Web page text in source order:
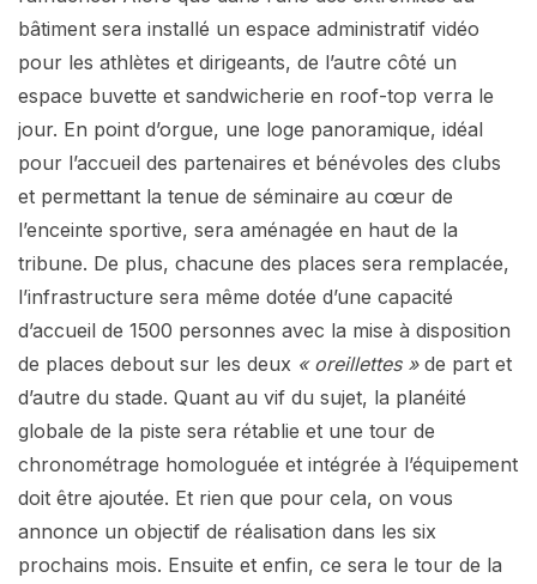
bâtiment sera installé un espace administratif vidéo
pour les athlètes et dirigeants, de l’autre côté un
espace buvette et sandwicherie en roof-top verra le
jour. En point d’orgue, une loge panoramique, idéal
pour l’accueil des partenaires et bénévoles des clubs
et permettant la tenue de séminaire au cœur de
l’enceinte sportive, sera aménagée en haut de la
tribune. De plus, chacune des places sera remplacée,
l’infrastructure sera même dotée d’une capacité
d’accueil de 1500 personnes avec la mise à disposition
de places debout sur les deux « oreillettes »de part et
d’autre du stade. Quant au vif du sujet, la planéité
globale de la piste sera rétablie et une tour de
chronométrage homologuée et intégrée à l’équipement
doit être ajoutée. Et rien que pour cela, on vous
annonce un objectif de réalisation dans les six
prochains mois. Ensuite et enfin, ce sera le tour de la